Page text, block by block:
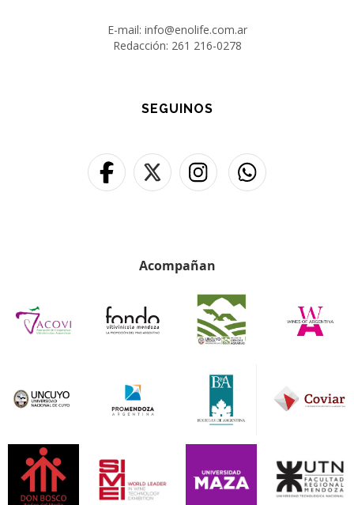
E-mail: info@enolife.com.ar
Redacción: 261 216-0278
SEGUINOS
Acompañan